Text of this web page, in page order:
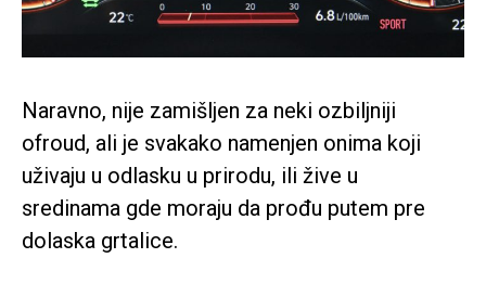
Naravno, nije zamišljen za neki ozbiljniji
ofroud, ali je svakako namenjen onima koji
uživaju u odlasku u prirodu, ili žive u
sredinama gde moraju da prođu putem pre
dolaska grtalice.